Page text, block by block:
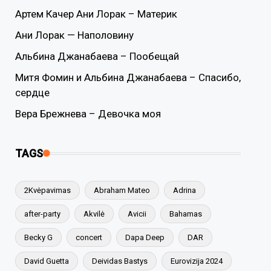
Артем Качер Ани Лорак – Материк
Ани Лорак — Наполовину
Альбина Джанабаева – Пообещай
Митя Фомин и Альбина Джанабаева – Спасибо,
сердце
Вера Брежнева – Девочка моя
TAGS
2Kvėpavimas Abraham Mateo Adrina
after-party Akvilė Avicii Bahamas
Becky G concert Dapa Deep DAR
David Guetta Deividas Bastys Eurovizija 2024